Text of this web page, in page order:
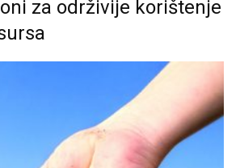
za održivije korištenje